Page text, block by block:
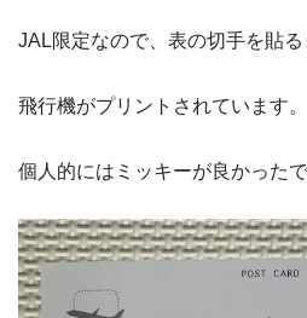
JAL限定なので、表の切手を貼る
飛行機がプリントされています。
個人的にはミッキーが良かったで